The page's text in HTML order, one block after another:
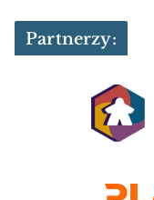
Partnerzy: